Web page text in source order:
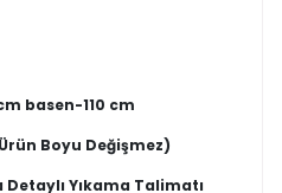
basen-110 cm
Boyu Değişmez)
Yıkama Talimatı